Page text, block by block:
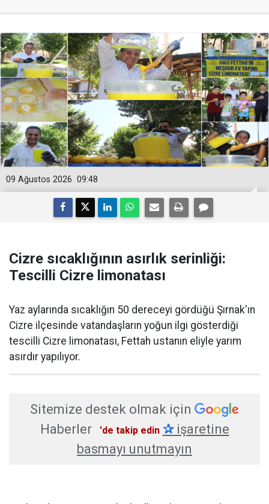
09:48
09 Ağustos 2026
Cizre sıcaklığının asırlık serinliği:
Tescilli Cizre limonatası
Yaz aylarında sıcaklığın 50 dereceyi gördüğü Şırnak'ın
Cizre ilçesinde vatandaşların yoğun ilgi gösterdiği
tescilli Cizre limonatası, Fettah ustanın eliyle yarım
asırdır yapılıyor.
Sitemize destek olmak için
Haberler
'de takip edin ✰işaretine
basmayı unutmayın